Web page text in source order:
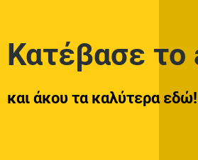
Κατέβασε το
και άκου τα καλύτερα εδώ!